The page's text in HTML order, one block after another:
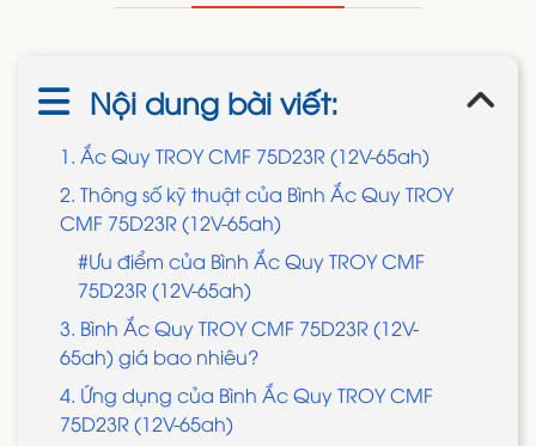
Nội dung bài viết:
1. Ắc Quy TROY CMF 75D23R (12V-65ah)
2. Thông số kỹ thuật của Bình Ắc Quy TROY
CMF 75D23R (12V-65ah)
#Ưu điểm của Bình Ắc Quy TROY CMF
75D23R (12V-65ah)
3. Bình Ắc Quy TROY CMF 75D23R (12V-
65ah) giá bao nhiêu?
4. Ứng dụng của Bình Ắc Quy TROY CMF
75D23R (12V-65ah)